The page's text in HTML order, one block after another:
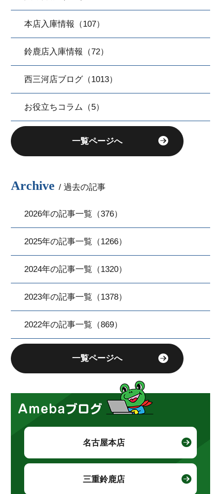
本店入庫情報（107）
鈴鹿店入庫情報（72）
西三河店ブログ（1013）
お役立ちコラム（5）
一覧ページへ
Archive / 過去の記事
2026年の記事一覧（376）
2025年の記事一覧（1266）
2024年の記事一覧（1320）
2023年の記事一覧（1378）
2022年の記事一覧（869）
一覧ページへ
名古屋本店
三重鈴鹿店